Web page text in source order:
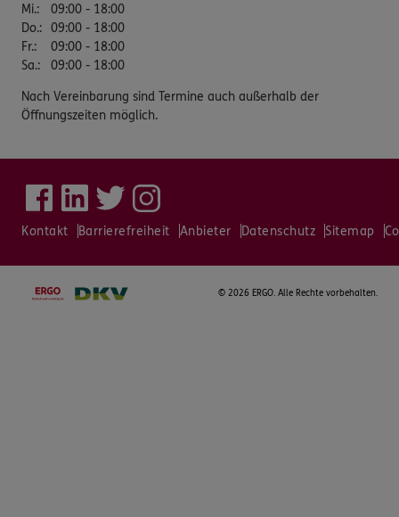
Mi.:
09:00 - 18:00
Do.: 09:00 - 18:00
Fr.:
09:00 - 18:00
Sa.: 09:00 - 18:00
Nach Vereinbarung sind Termine auch außerhalb der
Öffnungszeiten möglich.
Kontakt Barrierefreiheit Anbieter Datenschutz Sitemap
© 2026 ERGO. Alle Rechte vorbehalten.